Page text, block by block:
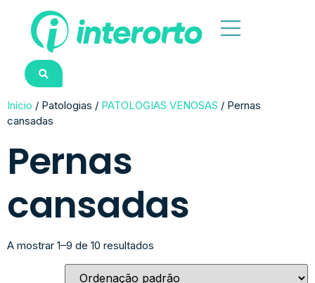
Início / Patologias / PATOLOGIAS VENOSAS / Pernas
cansadas
Pernas
cansadas
A mostrar 1–9 de 10 resultados